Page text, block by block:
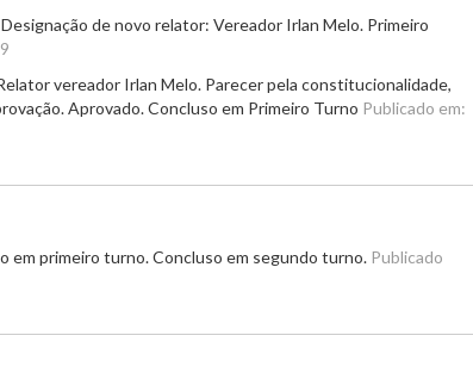
de novo relator: Vereador Irlan Melo. Primeiro
vereador Irlan Melo. Parecer pela constitucionalidade,
Aprovado. Concluso em Primeiro Turno Publicado em:
em primeiro turno. Concluso em segundo turno. Publicado